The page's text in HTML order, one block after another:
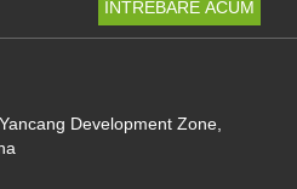
Development Zone,